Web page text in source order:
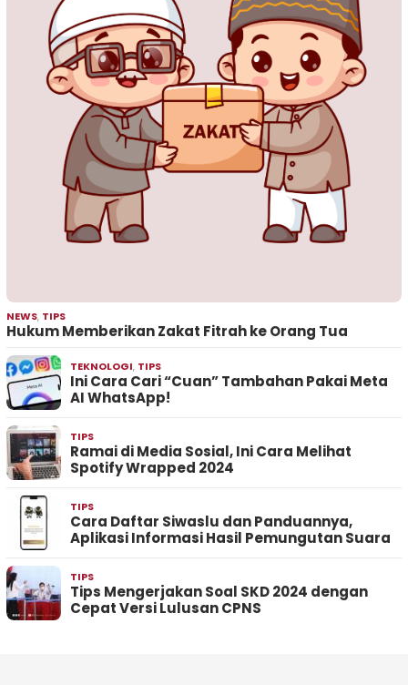
NEWS, TIPS
Hukum Memberikan Zakat Fitrah ke Orang Tua
TEKNOLOGI, TIPS
Ini Cara Cari “Cuan” Tambahan Pakai Meta
AI WhatsApp!
TIPS
Ramai di Media Sosial, Ini Cara Melihat
Spotify Wrapped 2024
TIPS
Cara Daftar Siwaslu dan Panduannya,
Aplikasi Informasi Hasil Pemungutan Suara
TIPS
Tips Mengerjakan Soal SKD 2024 dengan
Cepat Versi Lulusan CPNS